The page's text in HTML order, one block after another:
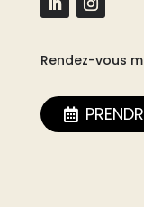
Rendez-vous